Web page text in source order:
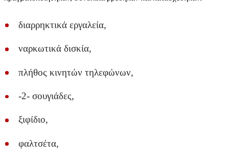
διαρρηκτικά εργαλεία,
ναρκωτικά δισκία,
πλήθος κινητών τηλεφώνων,
-2- σουγιάδες,
ξιφίδιο,
φαλτσέτα,